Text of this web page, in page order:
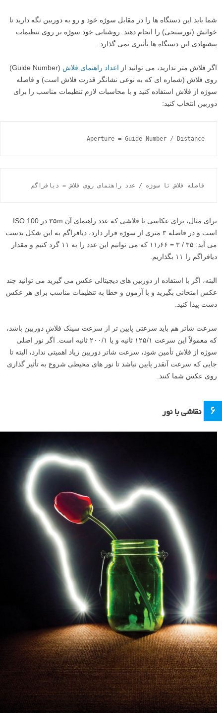
شما باید این دستگاه ها را در مقابل سوژه خود و رو به دوربین نگه دارید تا
خوانش (نورسنجی) را انجام دهند. روشنایی خود سوژه بر روی تنظیمات
پیشنهادی این دستگاه ها تأثیری نمی گذارد.
اگر فلاش متر ندارید، می توانید از اعداد راهنمای فلاش
(Guide Number)
روی فلاش (شماره ای که به نوعی نشانگر قدرت فلاش است) و فاصله
سوژه از فلاش استفاده کنید و با محاسبات لازم تنظیمات مناسب را برای
دوربین انتخاب کنید:
Aperture = Guide Number / Distance
فاصله فلاش تا سوژه / عدد راهنمای روی فلاش = دیافراگم
برای مثال، برای عکاسی با فلاشی که عدد راهنمای آن ۳۵m در ISO 100
است و در فاصله ۳ متری از سوژه قرار دارد، دیافراگم به این شکل بدست
می آید: ۳۵ / ۳ = ۱۱٫۶۶ که می توانیم این عدد را به ۱۱ گرد کنیم و مقدار
دیافراگم را ۱۱ بگذاریم.
البته، اگر با استفاده از دوربین های دیجیتالی عکس می گیرید می توانید چند
عکس امتحانی بگیرید و با آزمون و خطا به تنظیمات مناسب برای هر عکس
دست پیدا کنید.
سرعت شاتر هم باید سرعتی پایین تر از سرعت سینک فلاشِ دوربین باشد،
که معمولاً این سرعت ۱۲۵/۱ ثانیه و یا ۲۰۰/۱ ثانیه است. اگر نور اصلی
سوژه از فلاش تأمین شود، سرعت شاتر دوربین زیاد اهمیتی ندارد، البته تا
جایی که سرعت آنقدر پایین نباشد تا نور های محیطی شروع به تأثیر گذاری
روی عکس شما کنند.
۶ نقاشی با نور